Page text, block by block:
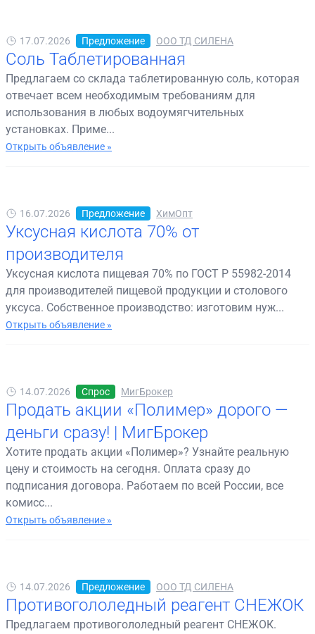
17.07.2026 Предложение ООО ТД СИЛЕНА
Соль Таблетированная
Предлагаем со склада таблетированную соль, которая
отвечает всем необходимым требованиям для
использования в любых водоумягчительных
установках. Приме...
Открыть объявление »
16.07.2026 Предложение ХимОпт
Уксусная кислота 70% от
производителя
Уксусная кислота пищевая 70% по ГОСТ Р 55982-2014
для производителей пищевой продукции и столового
уксуса. Собственное производство: изготовим нуж...
Открыть объявление »
14.07.2026 Спрос МигБрокер
Продать акции «Полимер» дорого —
деньги сразу! | МигБрокер
Хотите продать акции «Полимер»? Узнайте реальную
цену и стоимость на сегодня. Оплата сразу до
подписания договора. Работаем по всей России, все
комисс...
Открыть объявление »
14.07.2026 Предложение ООО ТД СИЛЕНА
Противогололедный реагент СНЕЖОК
Предлагаем противогололедный реагент СНЕЖОК.